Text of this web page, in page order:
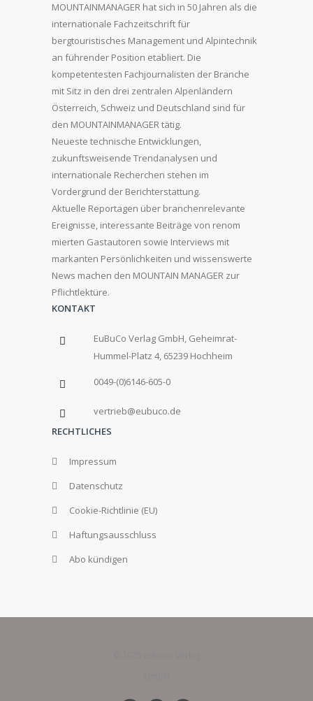
MOUNTAINMANAGER hat sich in 50 Jahren als die
internationale Fachzeitschrift für
bergtouristisches Management und Alpintechnik
an führender Position etabliert. Die
kompetentesten Fachjournalisten der Branche
mit Sitz in den drei zentralen Alpenländern
Österreich, Schweiz und Deutschland sind für
den MOUNTAINMANAGER tätig.
Neueste technische Entwicklungen,
zukunftsweisende Trendanalysen und
internationale Recherchen stehen im
Vordergrund der Berichterstattung.
Aktuelle Reportagen über branchenrelevante
Ereignisse, interessante Beiträge von renom
mierten Gastautoren sowie Interviews mit
markanten Persönlichkeiten und wissenswerte
News machen den MOUNTAIN MANAGER zur
Pflichtlektüre.
KONTAKT
EuBuCo Verlag GmbH, Geheimrat-
Hummel-Platz 4, 65239 Hochheim
0049-(0)6146-605-0
vertrieb@eubuco.de
RECHTLICHES
Impressum
Datenschutz
Cookie-Richtlinie (EU)
Haftungsausschluss
Abo kündigen